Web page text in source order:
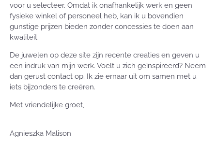
voor u selecteer. Omdat ik onafhankelijk werk en geen
fysieke winkel of personeel heb, kan ik u bovendien
gunstige prijzen bieden zonder concessies te doen aan
kwaliteit.
De juwelen op deze site zijn recente creaties en geven u
een indruk van mijn werk. Voelt u zich geïnspireerd? Neem
dan gerust contact op. Ik zie ernaar uit om samen met u
iets bijzonders te creëren.
Met vriendelijke groet,
Agnieszka Malison